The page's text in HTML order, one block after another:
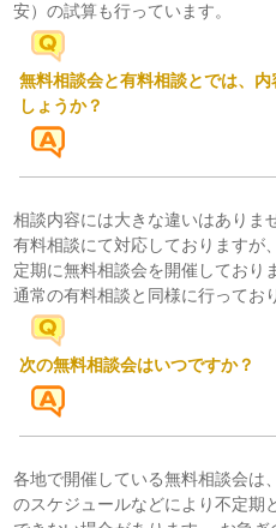
安）の試算も行っています。
無料相談会と有料相談とでは、
しょうか？
相談内容には大きな違いはありま
有料相談にて対応しておりますが
定期に無料相談会を開催しており
通常の有料相談と同様に行ってお
次の無料相談会はいつですか？
各地で開催している無料相談会は
のスケジュールなどにより不定期